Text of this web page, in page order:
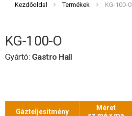
Kezdőoldal Termékek KG-100-O
KG-100-O
Gyártó: Gastro Hall
Gázteljesitmény
Méret